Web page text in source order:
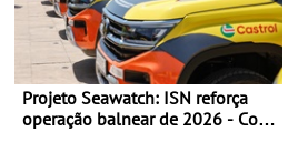
Projeto Seawatch: ISN reforça
operação balnear de 2026 - Com